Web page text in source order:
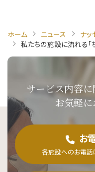
ホーム ニュース ナ
私たちの施設に流れる「
サービス内容
お気軽
お
各施設へのお電話